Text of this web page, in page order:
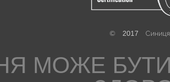
© 2017
МОЖЕ